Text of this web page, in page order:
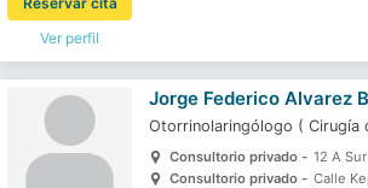
Ver perfil
Jorge Federico Alvarez
Otorrinolaringólogo ( Cirugía
Consultorio privado - 12 A
Consultorio privado - Calle